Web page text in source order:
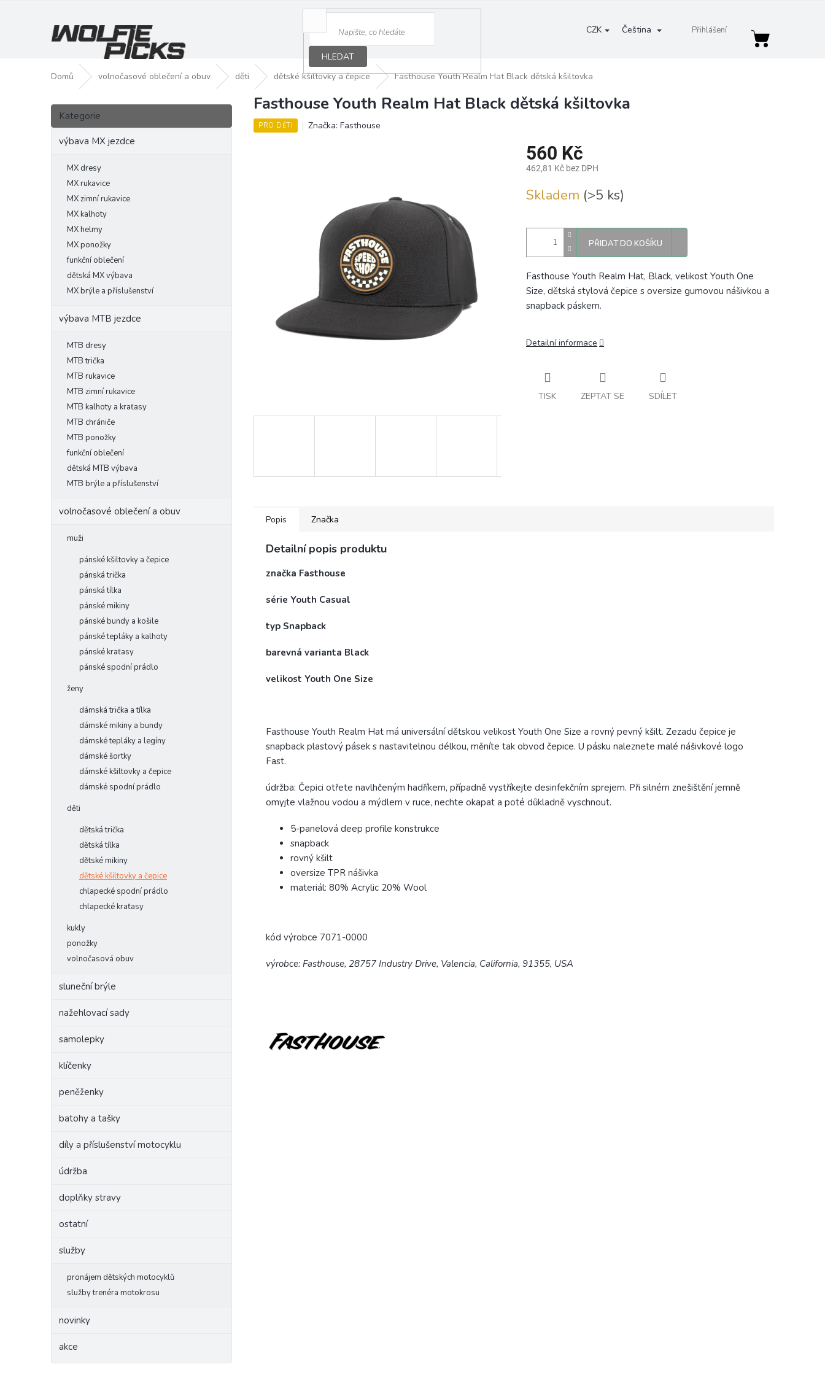
CZK Čeština Přihlášení
HLEDAT
Nákupní
Domů volnočasové oblečení a obuv děti dětské kšiltovky a čepice Fasthouse Youth Realm Hat Black dětská kšiltovka
P
s
Přeskočit
kategorie
Kategorie
výbava MX jezdce
MX dresy
MX rukavice
MX zimní rukavice
MX kalhoty
MX helmy
MX ponožky
funkční oblečení
dětská MX výbava
MX brýle a příslušenství
výbava MTB jezdce
MTB dresy
MTB trička
MTB rukavice
MTB zimní rukavice
MTB kalhoty a kraťasy
MTB chrániče
MTB ponožky
funkční oblečení
dětská MTB výbava
MTB brýle a příslušenství
volnočasové oblečení a obuv
muži
pánské kšiltovky a čepice
pánská trička
pánská tílka
pánské mikiny
pánské bundy a košile
pánské tepláky a kalhoty
pánské kraťasy
pánské spodní prádlo
ženy
dámská trička a tílka
dámské mikiny a bundy
dámské tepláky a legíny
dámské šortky
dámské kšiltovky a čepice
dámské spodní prádlo
děti
dětská trička
dětská tílka
dětské mikiny
dětské kšiltovky a čepice
chlapecké spodní prádlo
chlapecké kraťasy
kukly
ponožky
volnočasová obuv
sluneční brýle
nažehlovací sady
samolepky
klíčenky
peněženky
batohy a tašky
díly a příslušenství motocyklu
údržba
doplňky stravy
ostatní
služby
pronájem dětských motocyklů
služby trenéra motokrosu
novinky
akce
Fasthouse Youth Realm Hat Black dětská kšiltovka
PRO DĚTI Značka: Fasthouse
560 Kč
462,81 Kč bez DPH
cena:
Skladem (>5 ks)
PŘIDAT DO KOŠÍKU
Fasthouse Youth Realm Hat, Black, velikost Youth One
Size, dětská stylová čepice s oversize gumovou nášivkou a
snapback páskem.
Detailní informace
TISK ZEPTAT SE SDÍLET
Popis Značka
Detailní popis produktu
značka Fasthouse
série Youth Casual
typ Snapback
barevná varianta Black
velikost Youth One Size
Fasthouse Youth Realm Hat má universální dětskou velikost Youth One Size a rovný pevný kšilt. Zezadu čepice je
snapback plastový pásek s nastavitelnou délkou, měníte tak obvod čepice. U pásku naleznete malé nášivkové logo
Fast.
údržba: Čepici otřete navlhčeným hadříkem, případně vystříkejte desinfekčním sprejem. Při silném znešištění jemně
omyjte vlažnou vodou a mýdlem v ruce, nechte okapat a poté důkladně vyschnout.
5-panelová deep profile konstrukce
snapback
rovný kšilt
oversize TPR nášivka
materiál: 80% Acrylic 20% Wool
kód výrobce 7071-0000
výrobce: Fasthouse, 28757 Industry Drive, Valencia, California, 91355, USA